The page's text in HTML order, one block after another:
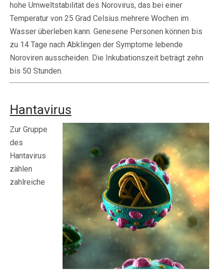
hohe Umweltstabilität des Norovirus, das bei einer
Temperatur von 25 Grad Celsius mehrere Wochen im
Wasser überleben kann. Genesene Personen können bis
zu 14 Tage nach Abklingen der Symptome lebende
Noroviren ausscheiden. Die Inkubationszeit beträgt zehn
bis 50 Stunden.
Hantavirus
Zur Gruppe
des
Hantavirus
zählen
zahlreiche